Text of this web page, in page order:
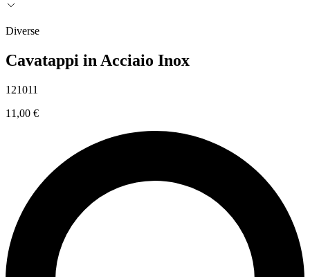
Diverse
Cavatappi in Acciaio Inox
121011
11,00 €